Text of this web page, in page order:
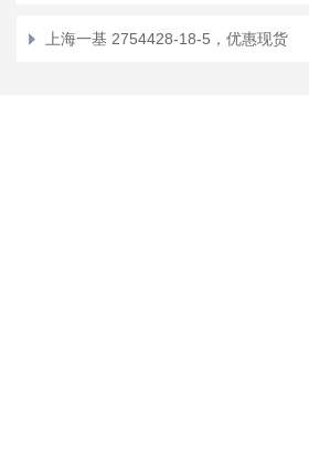
上海一基 2754428-18-5，优惠现货